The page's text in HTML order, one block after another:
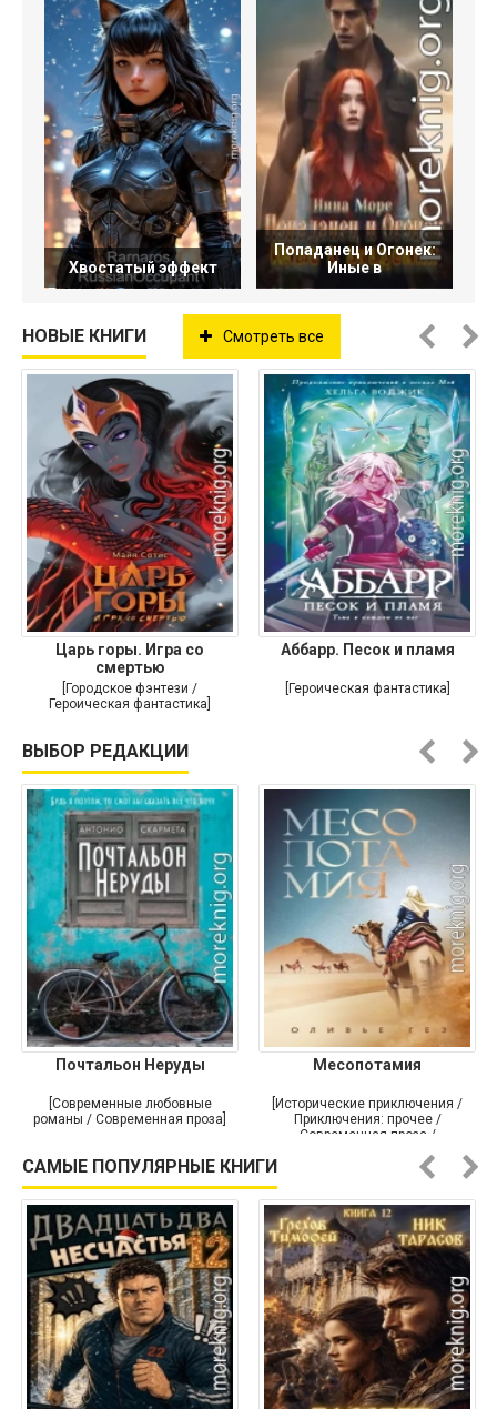
Хвостатый эффект
Попаданец и Огонек:
Иные в
НОВЫЕ КНИГИ Смотреть все
Царь горы. Игра со
смертью
[Городское фэнтези /
Героическая фантастика]
Аббарр. Песок и пламя
[Героическая фантастика]
ВЫБОР РЕДАКЦИИ
Почтальон Неруды
[Современные любовные
романы / Современная проза]
Месопотамия
[Исторические приключения /
Приключения: прочее /
Современная проза /
САМЫЕ ПОПУЛЯРНЫЕ КНИГИ